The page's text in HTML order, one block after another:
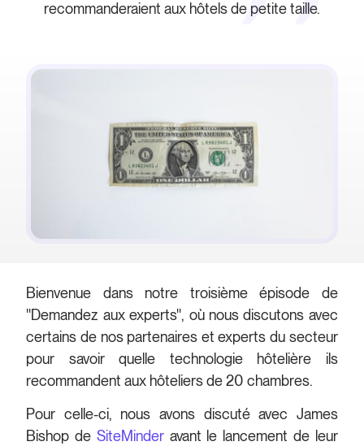
recommanderaient aux hôtels de petite taille.
Bienvenue dans notre troisième épisode de
''Demandez aux experts'', où nous discutons avec
certains de nos partenaires et experts du secteur
pour savoir quelle technologie hôtelière ils
recommandent aux hôteliers de 20 chambres.
Pour celle-ci, nous avons discuté avec James
Bishop de SiteMinderavant le lancement de leur